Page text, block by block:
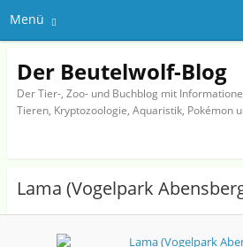
Menü
Der Beutelwolf-Blog
Der Tier-, Zoo- und Buchblog mit
Tieren, Kryptozoologie, Aquaristik, Pokémon
Lama (Vogelpark